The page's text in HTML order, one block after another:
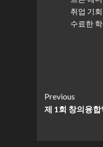
취업 기
수료한
Continue
Reading
Previous
제 1회 창의융합